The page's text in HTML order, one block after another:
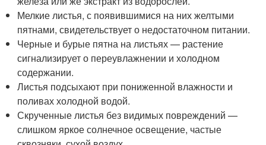
Мелкие листья, с появившимися на них желтыми
пятнами, свидетельствует о недостаточном питании.
Черные и бурые пятна на листьях — растение
сигнализирует о переувлажнении и холодном
содержании.
Листья подсыхают при пониженной влажности и
поливах холодной водой.
Скрученные листья без видимых повреждений —
слишком яркое солнечное освещение, частые